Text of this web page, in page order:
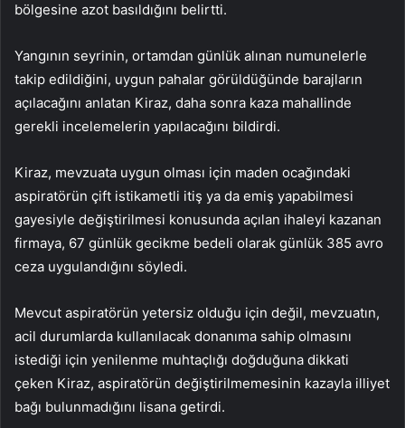
bölgesine azot basıldığını belirtti.
Yangının seyrinin, ortamdan günlük alınan numunelerle
takip edildiğini, uygun pahalar görüldüğünde barajların
açılacağını anlatan Kiraz, daha sonra kaza mahallinde
gerekli incelemelerin yapılacağını bildirdi.
Kiraz, mevzuata uygun olması için maden ocağındaki
aspiratörün çift istikametli itiş ya da emiş yapabilmesi
gayesiyle değiştirilmesi konusunda açılan ihaleyi kazanan
firmaya, 67 günlük gecikme bedeli olarak günlük 385 avro
ceza uygulandığını söyledi.
Mevcut aspiratörün yetersiz olduğu için değil, mevzuatın,
acil durumlarda kullanılacak donanıma sahip olmasını
istediği için yenilenme muhtaçlığı doğduğuna dikkati
çeken Kiraz, aspiratörün değiştirilmemesinin kazayla illiyet
bağı bulunmadığını lisana getirdi.